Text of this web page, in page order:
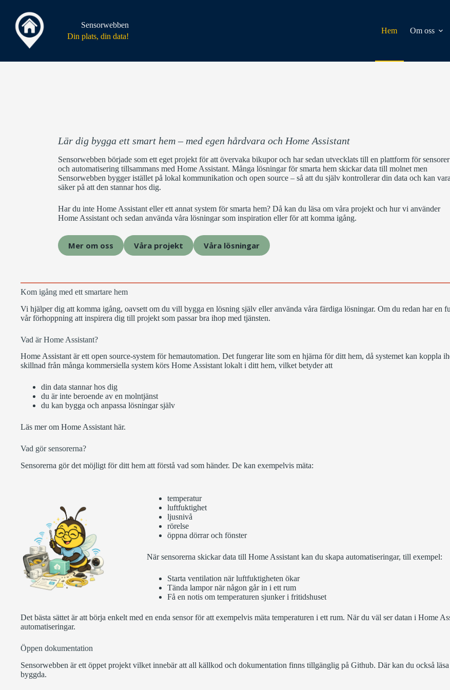
innehåll
Sensorwebben
Din plats, din data!
Hem Om oss
Lär dig bygga ett smart hem – med egen hårdvara och Home Assistant
Sensorwebben började som ett eget projekt för att övervaka bikupor och har sedan utvecklats till en plattform för sensorer
och automatisering tillsammans medHome Assistant. Många lösningar för smarta hem skickar data till molnet men
Sensorwebben bygger istället på lokal kommunikation och open source – så att du själv kontrollerar din data och kan vara
säker på att den stannar hos dig.
Har du inte Home Assistant eller ett annat system för smarta hem? Då kan du läsa om våra projekt och hur vi använder
Home Assistant och sedan använda våra lösningar som inspiration eller för att komma igång.
Mer om oss Våra projekt Våra lösningar
Kom igång med ett smartare hem
Vi hjälper dig att komma igång, oavsett om du vill bygga en lösning själv eller använda våra färdiga lösningar. Om du redan har en
vår förhoppning att inspirera dig till projekt som passar bra ihop med tjänsten.
Vad är Home Assistant?
Home Assistant är ett open source-system för hemautomation. Det fungerar lite som en hjärna för ditt hem, då systemet kan koppla
skillnad från många kommersiella system körs Home Assistant lokalt i ditt hem, vilket betyder att
din data stannar hos dig
du är inte beroende av en molntjänst
du kan bygga och anpassa lösningar själv
Läs mer om Home Assistant här.
Vad gör sensorerna?
Sensorerna gör det möjligt för ditt hem att förstå vad som händer. De kan exempelvis mäta:
temperatur
luftfuktighet
ljusnivå
rörelse
öppna dörrar och fönster
När sensorerna skickar data till Home Assistant kan du skapa automatiseringar, till exempel:
Starta ventilation när luftfuktigheten ökar
Tända lampor när någon går in i ett rum
Få en notis om temperaturen sjunker i fritidshuset
Det bästa sättet är att börja enkelt med en enda sensor för att exempelvis mäta temperaturen i ett rum. När du väl ser datan i Home
automatiseringar.
Öppen dokumentation
Sensorwebben är ett öppet projekt vilket innebär att all källkod och dokumentation finns tillgänglig på Github. Där kan du också
byggda.